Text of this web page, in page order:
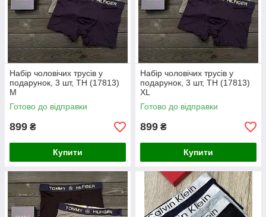
Набір чоловічих трусів у
подарунок, 3 шт, TH (17813)
М
Готово до відправки
899 ₴
Купити
Набір чоловічих трусів у
подарунок, 3 шт, TH (17813)
XL
Готово до відправки
899 ₴
Купити